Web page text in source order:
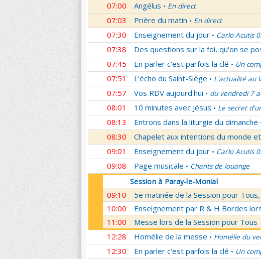
07:00 Angélus • En direct
07:03 Prière du matin • En direct
07:30 Enseignement du jour • Carlo Acutis
07:38 Des questions sur la foi, qu'on se
07:45 En parler c'est parfois la clé • Un
07:51 L'écho du Saint-Siège • L'actualité au
07:57 Vos RDV aujourd'hui • du vendredi 7
08:01 10 minutes avec Jésus • Le secret
08:13 Entrons dans la liturgie du dimanche
08:30 Chapelet aux intentions du monde
09:01 Enseignement du jour • Carlo Acutis
09:08 Page musicale • Chants de louange
Session à Paray-le-Monial
09:10
5e matinée de la Session pour
10:00
Enseignement par R & H Bordes
11:00
Messe lors de la Session pour Tous
12:28
Homélie de la messe • Homélie du
12:30 En parler c'est parfois la clé • Un